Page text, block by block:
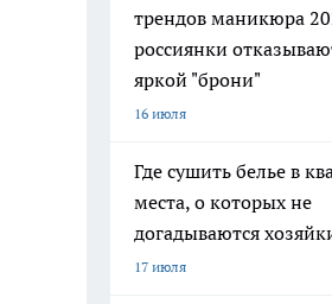
трендов маникюра
россиянки
яркой "брони"
16 июля
Где сушить белье в
места, о которых не
догадываются
17 июля